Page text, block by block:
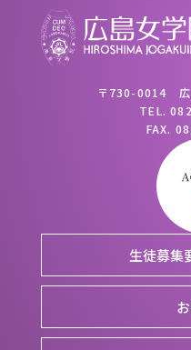
〒730-0014 広
TEL.
FAX.
生徒募集